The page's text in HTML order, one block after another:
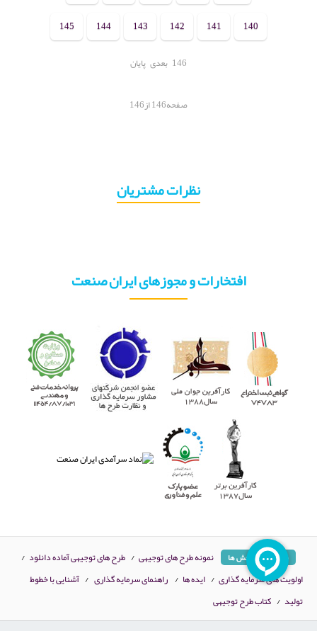
140
141
142
143
144
145
146 بعدی پایان
صفحه146 از146
نظرات مشتریان
افتخارات و مجوزهای ایران صنعت
محبوب ترین بخش ها نمونه طرح های توجیهی / طرح های توجیهی آماده دانلود /
اولویت های سرمایه گذاری / ایده ها / راهنمای سرمایه گذاری / آشنایی با خطوط
تولید / کتاب طرح توجیهی